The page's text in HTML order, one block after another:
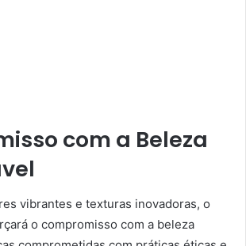
com a Beleza
vibrantes e texturas inovadoras, o
o compromisso com a beleza